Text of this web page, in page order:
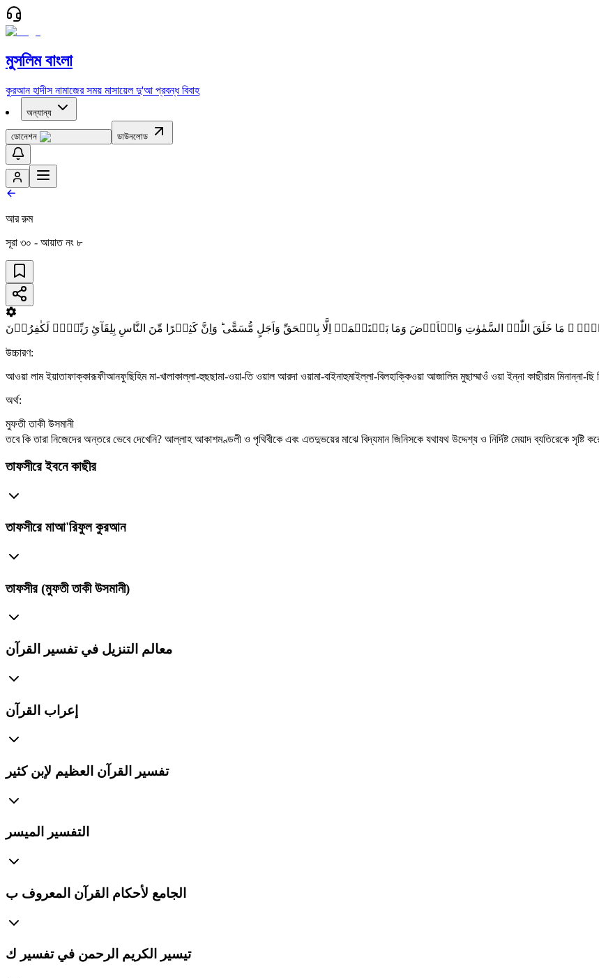
মুসলিম বাংলা
কুরআন হাদীস নামাজের সময় মাসায়েল দু'আ প্রবন্ধ বিবাহ
অন্যান্য
ডোনেশন ডাউনলোড
আর রুম
সূরা ৩০ - আয়াত নং ৮
مَا خَلَقَ اللّٰہُ السَّمٰوٰتِ وَالۡاَرۡضَ وَمَا بَیۡنَہُمَاۤ اِلَّا بِالۡحَقِّ وَاَجَلٍ مُّسَمًّی ؕ وَاِنَّ کَثِیۡرًا مِّنَ النَّاسِ بِلِقَآیِٔ رَبِّہِمۡ لَکٰفِرُوۡنَ
উচ্চারণ:
আওয়া লাম ইয়াতাফাক্কারূফীআনফুছিহিম মা-খালাকাল্লা-হুছছামা-ওয়া-তি ওয়াল আরদা ওয়ামা-বাইনাহুমাইল্লা-বিলহাক্কিওয়া আজালিম মুছাম্মাওঁ ওয়া ইন্না কাছীরাম মিনান্না-ছি
অর্থ:
মুফতী তাকী উসমানী
তবে কি তারা নিজেদের অন্তরে ভেবে দেখেনি? আল্লাহ আকাশমণ্ডলী ও পৃথিবীকে এবং এতদুভয়ের মাঝে বিদ্যমান জিনিসকে যথাযথ উদ্দেশ্য ও নির্দিষ্ট মেয়াদ ব্যতিরেকে সৃষ্টি
তাফসীরে ইবনে কাছীর
তাফসীরে মাআ'রিফুল কুরআন
তাফসীর (মুফতী তাকী উসমানী)
معالم التنزيل في تفسير القرآن
إعراب القرآن
تفسير القرآن العظيم لإبن كثير
التفسير الميسر
الجامع لأحكام القرآن المعروف ب
تيسير الكريم الرحمن في تفسير ك